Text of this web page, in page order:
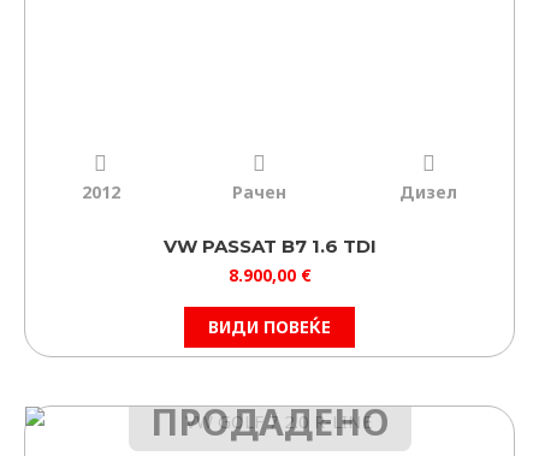
2012 Рачен Дизел
VW PASSAT B7 1.6 TDI
8.900,00 €
ВИДИ ПОВЕЌЕ
ПРОДАДЕНО